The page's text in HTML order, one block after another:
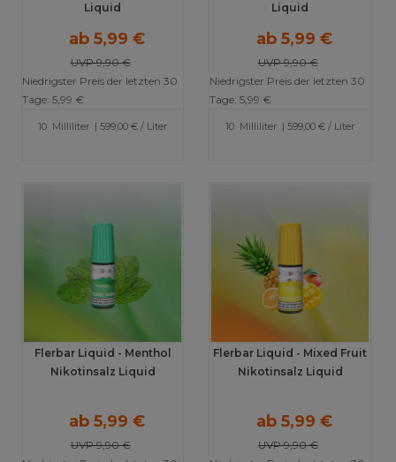
Liquid
UVP 9,90 €
ab 5,99 €
Niedrigster Preis der letzten 30
Tage: 5,99 €
10 Milliliter | 599,00 € / Liter
Liquid
UVP 9,90 €
ab 5,99 €
Niedrigster Preis der letzten 30
Tage: 5,99 €
10 Milliliter | 599,00 € / Liter
Flerbar Liquid - Menthol
Nikotinsalz Liquid
UVP 9,90 €
ab 5,99 €
Flerbar Liquid - Mixed Fruit
Nikotinsalz Liquid
UVP 9,90 €
ab 5,99 €